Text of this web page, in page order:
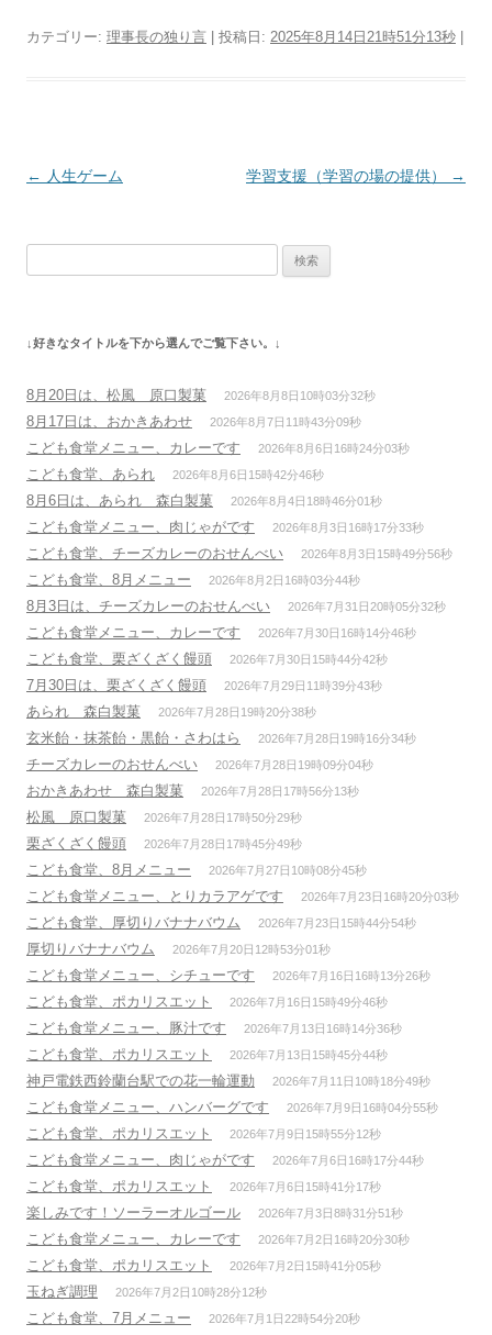
カテゴリー: 理事長の独り言 | 投稿日: 2025年8月14日21時51分13秒
投
ョ
ン
← 人生ゲーム 学習支援（学習の場の提供） →
↓好きなタイトルを下から選んでご覧下さい。↓
8月20日は、松風 原口製菓 2026年8月8日10時03分32秒
8月17日は、おかきあわせ 2026年8月7日11時43分09秒
こども食堂メニュー、カレーです 2026年8月6日16時24分03秒
こども食堂、あられ 2026年8月6日15時42分46秒
8月6日は、あられ 森白製菓 2026年8月4日18時46分01秒
こども食堂メニュー、肉じゃがです 2026年8月3日16時17分33秒
こども食堂、チーズカレーのおせんべい 2026年8月3日15時49分56秒
こども食堂、8月メニュー 2026年8月2日16時03分44秒
8月3日は、チーズカレーのおせんべい 2026年7月31日20時05分32秒
こども食堂メニュー、カレーです 2026年7月30日16時14分46秒
こども食堂、栗ざくざく饅頭 2026年7月30日15時44分42秒
7月30日は、栗ざくざく饅頭 2026年7月29日11時39分43秒
あられ 森白製菓 2026年7月28日19時20分38秒
玄米飴・抹茶飴・黒飴・さわはら 2026年7月28日19時16分34秒
チーズカレーのおせんべい 2026年7月28日19時09分04秒
おかきあわせ 森白製菓 2026年7月28日17時56分13秒
松風 原口製菓 2026年7月28日17時50分29秒
栗ざくざく饅頭 2026年7月28日17時45分49秒
こども食堂、8月メニュー 2026年7月27日10時08分45秒
こども食堂メニュー、とりカラアゲです 2026年7月23日16時20分03秒
こども食堂、厚切りバナナバウム 2026年7月23日15時44分54秒
厚切りバナナバウム 2026年7月20日12時53分01秒
こども食堂メニュー、シチューです 2026年7月16日16時13分26秒
こども食堂、ポカリスエット 2026年7月16日15時49分46秒
こども食堂メニュー、豚汁です 2026年7月13日16時14分36秒
こども食堂、ポカリスエット 2026年7月13日15時45分44秒
神戸電鉄西鈴蘭台駅での花一輪運動 2026年7月11日10時18分49秒
こども食堂メニュー、ハンバーグです 2026年7月9日16時04分55秒
こども食堂、ポカリスエット 2026年7月9日15時55分12秒
こども食堂メニュー、肉じゃがです 2026年7月6日16時17分44秒
こども食堂、ポカリスエット 2026年7月6日15時41分17秒
楽しみです！ソーラーオルゴール 2026年7月3日8時31分51秒
こども食堂メニュー、カレーです 2026年7月2日16時20分30秒
こども食堂、ポカリスエット 2026年7月2日15時41分05秒
玉ねぎ調理 2026年7月2日10時28分12秒
こども食堂、7月メニュー 2026年7月1日22時54分20秒